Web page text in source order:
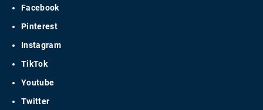
Facebook
Pinterest
Instagram
TikTok
Youtube
Twitter